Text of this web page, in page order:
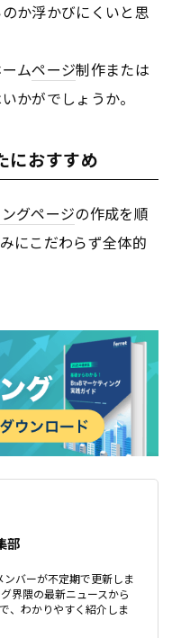
か浮かびにくいと思
ムページ制作または
かがでしょうか。
におすすめ
グページの作成を順
にこだわらず全体的
部
バーが不定期で更新しま
界隈の最新ニュースから
、わかりやすく紹介しま